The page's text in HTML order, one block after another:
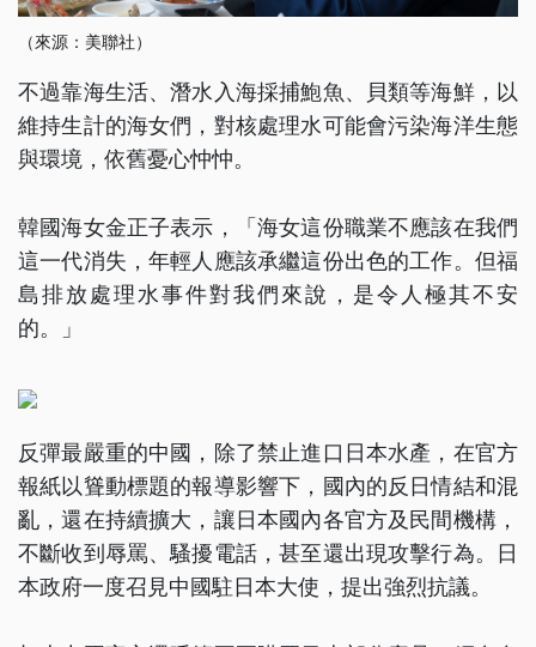
（來源：美聯社）
不過靠海生活、潛水入海採捕鮑魚、貝類等海鮮，以
維持生計的海女們，對核處理水可能會污染海洋生態
與環境，依舊憂心忡忡。
韓國海女金正子表示，「海女這份職業不應該在我們
這一代消失，年輕人應該承繼這份出色的工作。但福
島排放處理水事件對我們來說，是令人極其不安
的。」
反彈最嚴重的中國，除了禁止進口日本水產，在官方
報紙以聳動標題的報導影響下，國內的反日情結和混
亂，還在持續擴大，讓日本國內各官方及民間機構，
不斷收到辱罵、騷擾電話，甚至還出現攻擊行為。日
本政府一度召見中國駐日本大使，提出強烈抗議。